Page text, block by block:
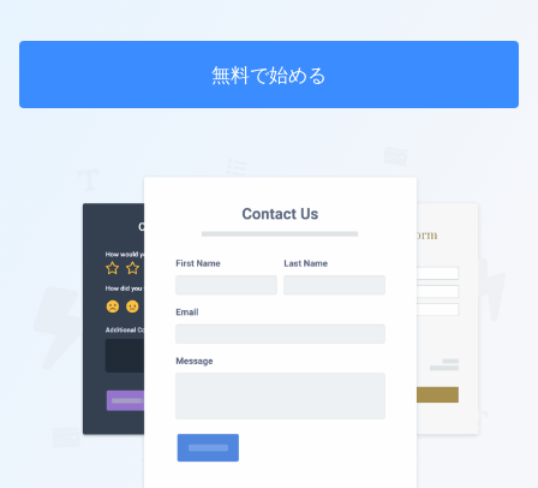
無料で始める